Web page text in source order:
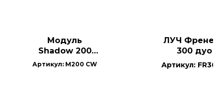
Модуль
Shadow 200
CW моно
Артикул: M200 CW
ЛУЧ
300 дуо
Артикул: